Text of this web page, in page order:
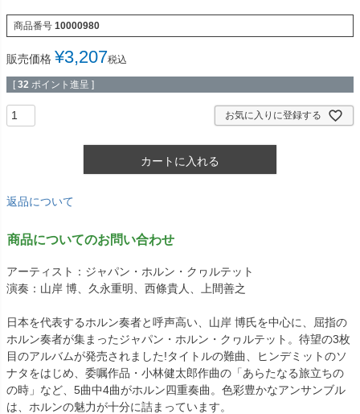
商品番号 10000980
販売価格 ¥3,207税込
[ 32 ポイント進呈 ]
お気に入りに登録する
カートに入れる
返品について
商品についてのお問い合わせ
アーティスト：ジャパン・ホルン・クヮルテット
演奏：山岸 博、久永重明、西條貴人、上間善之
日本を代表するホルン奏者と呼声高い、山岸 博氏を中心に、屈指の
ホルン奏者が集まったジャパン・ホルン・クヮルテット。待望の3枚
目のアルバムが発売されました!タイトルの難曲、ヒンデミットのソ
ナタをはじめ、委嘱作品・小林健太郎作曲の「あらたなる旅立ちの
の時」など、5曲中4曲がホルン四重奏曲。色彩豊かなアンサンブル
は、ホルンの魅力が十分に詰まっています。